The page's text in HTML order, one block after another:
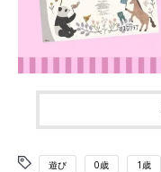
遊び 0歳 1歳